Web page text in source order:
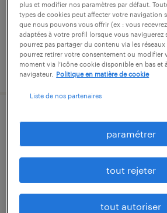
32 000 € - 35 500 € par
publié le 11 septembre 2025
gestionnaire de flottes
pantin, seine-saint-denis
27 000 € par année
plus et modifier nos paramètres par défaut.
types de cookies peut affecter votre navigation
que nous pouvons vous offrir (ex : vous
adaptées à votre profil lorsque vous naviguerez
pourrez pas partager du contenu via les
pourrez retirer votre consentement ou modifier
moment via l’icône cookie disponible en bas et
navigateur.
Politique en matière de cookie
Liste de nos partenaires
paramétrer
tout rejeter
tout autoriser